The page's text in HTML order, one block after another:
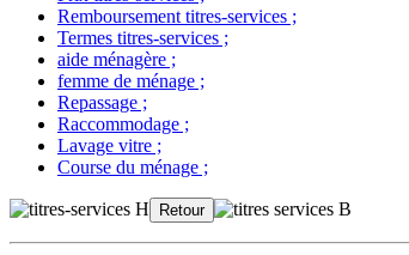
Remboursement titres-services ;
Termes titres-services ;
aide ménagère ;
femme de ménage ;
Repassage ;
Raccommodage ;
Lavage vitre ;
Course du ménage ;